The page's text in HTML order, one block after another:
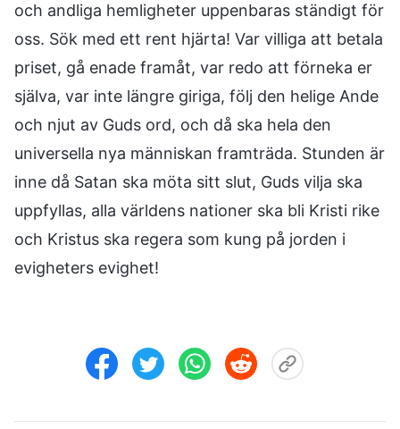
och andliga hemligheter uppenbaras ständigt för
oss. Sök med ett rent hjärta! Var villiga att betala
priset, gå enade framåt, var redo att förneka er
själva, var inte längre giriga, följ den helige Ande
och njut av Guds ord, och då ska hela den
universella nya människan framträda. Stunden är
inne då Satan ska möta sitt slut, Guds vilja ska
uppfyllas, alla världens nationer ska bli Kristi rike
och Kristus ska regera som kung på jorden i
evigheters evighet!